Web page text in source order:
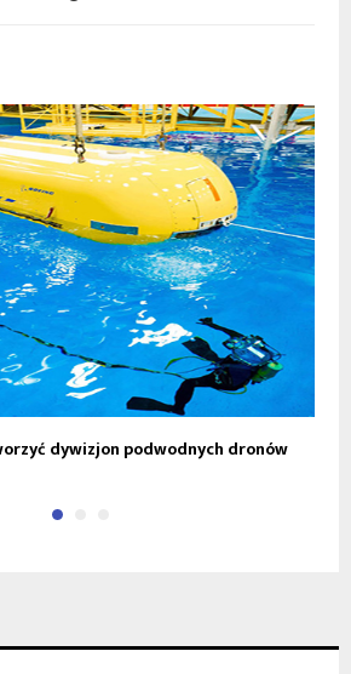
dywizjon podwodnych dronów